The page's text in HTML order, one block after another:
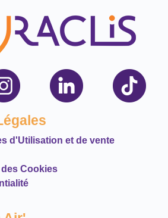
d'Utilisation et de vente
Cookies